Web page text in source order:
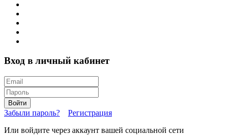
Вход в личный кабинет
Войти
Забыли пароль?
Регистрация
Или войдите через аккаунт вашей социальной сети